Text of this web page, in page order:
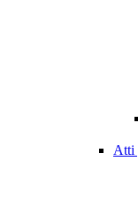
Atti